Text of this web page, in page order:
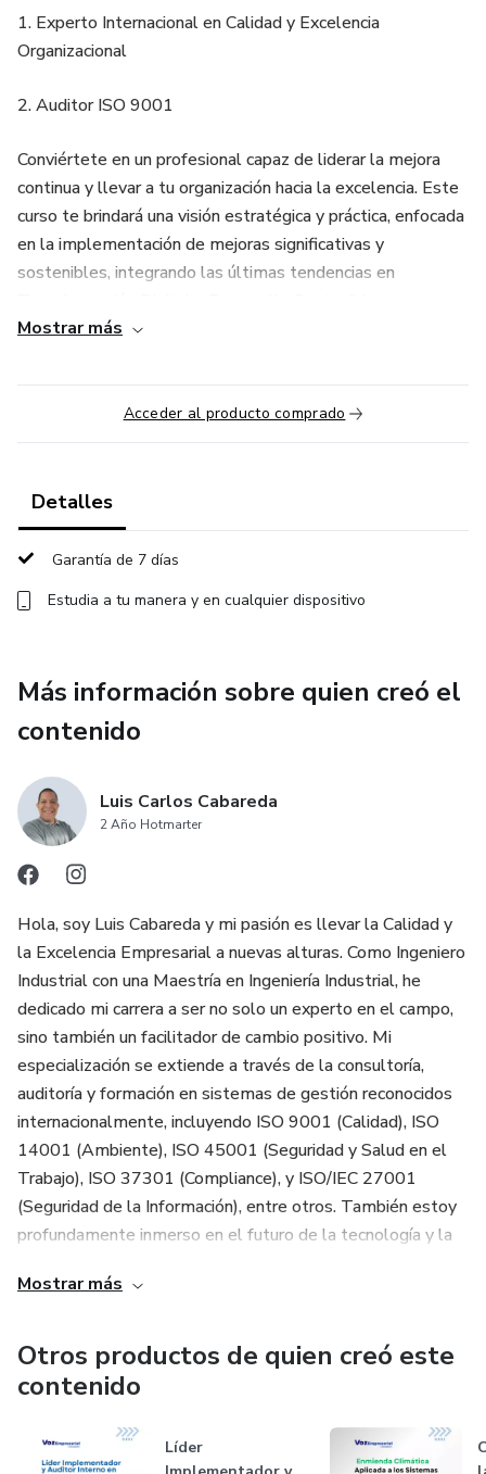
1. Experto Internacional en Calidad y Excelencia
Organizacional
2. Auditor ISO 9001
Conviértete en un profesional capaz de liderar la mejora
continua y llevar a tu organización hacia la excelencia. Este
curso te brindará una visión estratégica y práctica, enfocada
en la implementación de mejoras significativas y
sostenibles, integrando las últimas tendencias en
certificadas en ISO 9001, ya que esta norma impulsa la
calidad, productividad y acceso a mercados internacionales.
Esto genera una creciente demanda de expertos
una organización o como consultores independientes.
Este programa se diferencia por su enfoque
como la Inteligencia Artificial (IA) – incluyendo el uso de
transformación digital, aplicados a la mejora continua y el
uso de modelos internacionales de excelencia.
Bonus exclusivos:
- 10 Ebooks de Liderazgo y Calidad
- Masterclass: Cómo crear tu asistente de IA (GPT) para
- Masterclass: Anticipando los cambios: temas
emergentes de la futura ISO 9001
- Masterclass: Ciberseguridad: Estrategias prácticas de
control de riesgos
- Masterclass: Kaizen Japonés y Lean Manufacturing para
la excelencia
- Masterclass: Compliance e ISO 37301 como aliados de
la excelencia
Al finalizar, serás parte de una comunidad exclusiva con
del sector. ¡Una oportunidad única que no te puedes
perder!
Mostrar más
Acceder al producto comprado
Detalles
Garantía de 7 días
Estudia a tu manera y en cualquier dispositivo
Más información sobre quien creó el
contenido
Luis Carlos Cabareda
2 Año Hotmarter
Hola, soy Luis Cabareda y mi pasión es llevar la Calidad y
la Excelencia Empresarial a nuevas alturas. Como Ingeniero
Industrial con una Maestría en Ingeniería Industrial, he
dedicado mi carrera a ser no solo un experto en el campo,
sino también un facilitador de cambio positivo. Mi
especialización se extiende a través de la consultoría,
auditoría y formación en sistemas de gestión reconocidos
internacionalmente, incluyendo ISO 9001 (Calidad), ISO
14001 (Ambiente), ISO 45001 (Seguridad y Salud en el
Trabajo), ISO 37301 (Compliance), y ISO/IEC 27001
(Seguridad de la Información), entre otros. También estoy
profundamente inmerso en el futuro de la tecnología y la
Artificial).
Mi enfoque no se detiene en la normativa; va más allá. Con
experiencia en Lean Manufacturing y modelos de Premios
a la Calidad, trabajo para transformar los principios de
eficiencia y reconocimiento en estrategias tangibles y
sostenibles para las organizaciones. Además, soy un
Mostrar más
Otros productos de quien creó este
contenido
Líder